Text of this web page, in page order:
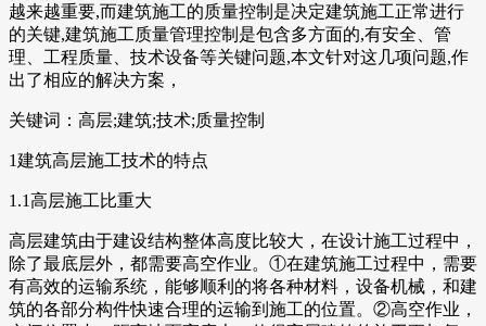
越来越重要,而建筑施工的质量控制是决定建筑施工正常进行
的关键,建筑施工质量管理控制是包含多方面的,有安全、管
理、工程质量、技术设备等关键问题,本文针对这几项问题,作
出了相应的解决方案，
关键词：高层;建筑;技术;质量控制
1建筑高层施工技术的特点
1.1高层施工比重大
高层建筑由于建设结构整体高度比较大，在设计施工过程中，
除了最底层外，都需要高空作业。①在建筑施工过程中，需要
有高效的运输系统，能够顺利的将各种材料，设备机械，和建
筑的各部分构件快速合理的运输到施工的位置。②高空作业，